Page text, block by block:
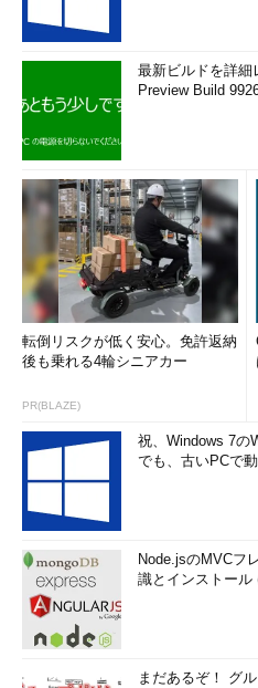
最新ビルドを詳細
Preview Build
転倒リスクが低く安心。免許返納
後も乗れる4輪シニアカー
PR(BLAZE)
祝、Windows 7の
でも、古いPCで
Node.jsのMVCフ
識とインストール
まだあるぞ！ グ